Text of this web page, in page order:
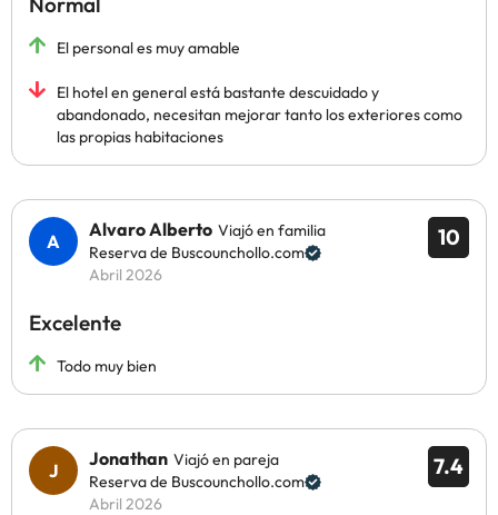
El personal es muy amable
El hotel en general está bastante descuidado y
abandonado, necesitan mejorar tanto los exteriores como
las propias habitaciones
10
Alvaro Alberto Viajó en familia
Reserva de Buscounchollo.com
Abril 2026
Excelente
Todo muy bien
7.4
Jonathan Viajó en pareja
Reserva de Buscounchollo.com
Abril 2026